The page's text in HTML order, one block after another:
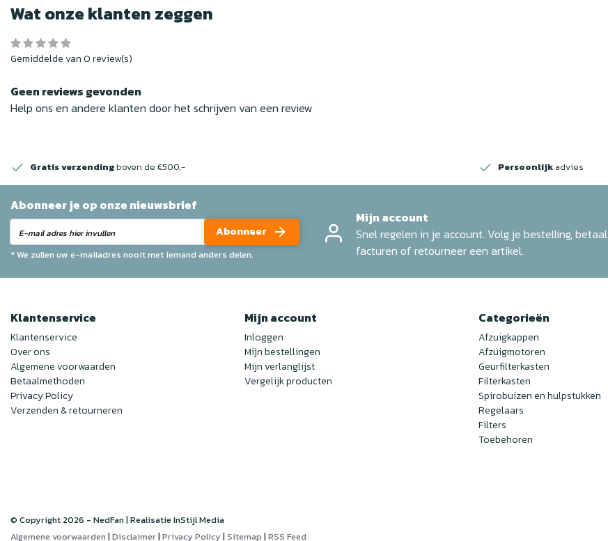
Wat onze klanten zeggen
Gemiddelde van 0 review(s)
Geen reviews gevonden
Help ons en andere klanten door het schrijven van een review
Gratis verzendingboven de €500,- Persoonlijk advies
Abonneer je op onze nieuwsbrief
Abonneer
* We zullen uw e-mailadres nooit met iemand anders delen.
Mijn account
Snel regelen in je account. Volg je bestelling, betaal
facturen of retourneer een artikel.
Klantenservice
Klantenservice
Over ons
Algemene voorwaarden
Betaalmethoden
Privacy Policy
Verzenden & retourneren
Mijn account
Inloggen
Mijn bestellingen
Mijn verlanglijst
Vergelijk producten
Categorieën
Afzuigkappen
Afzuigmotoren
Geurfilterkasten
Filterkasten
Spirobuizen en hulpstukken
Regelaars
Filters
Toebehoren
© Copyright 2026 - NedFan | RealisatieInStijl Media
Algemene voorwaarden |Disclaimer|Privacy Policy |Sitemap |RSS Feed